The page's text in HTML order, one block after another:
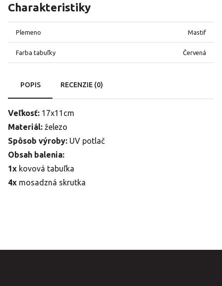
Charakteristiky
Plemeno Mastif
Farba tabuľky Červená
POPIS RECENZIE (0)
Veľkosť: 17x11cm
Materiál: železo
Spôsob výroby: UV potlač
Obsah balenia:
1x kovová tabuľka
4x mosadzná skrutka